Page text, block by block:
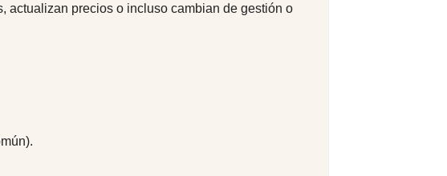
actualizan precios o incluso cambian de gestión o